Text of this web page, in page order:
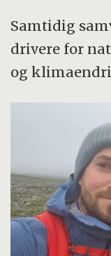
Samtidig
drivere for
og